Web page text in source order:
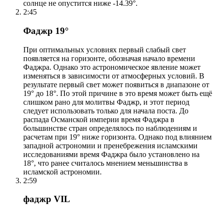
солнце не опустится ниже -14.39°.
2:45
Фаджр 19°
При оптимальных условиях первый слабый свет
появляется на горизонте, обозначая начало времени
Фаджра. Однако это астрономическое явление может
изменяться в зависимости от атмосферных условий. В
результате первый свет может появиться в диапазоне от
19° до 18°. По этой причине в это время может быть ещё
слишком рано для молитвы Фаджр, и этот период
следует использовать только для начала поста. До
распада Османской империи время Фаджра в
большинстве стран определялось по наблюдениям и
расчетам при 19° ниже горизонта. Однако под влиянием
западной астрономии и пренебрежения исламскими
исследованиями время Фаджра было установлено на
18°, что ранее считалось мнением меньшинства в
исламской астрономии.
2:59
фаджр VIL